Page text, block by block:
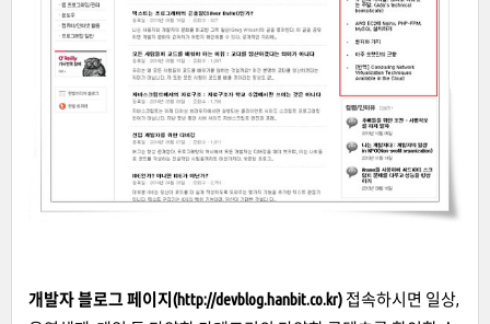
개발자 블로그 페이지(http://devblog.hanbit.co.kr) 접속하시면 일상,